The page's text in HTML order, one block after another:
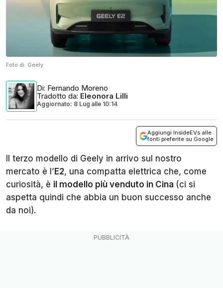
Foto di: Geely
Di: Fernando Moreno
Tradotto da: Eleonora Lilli
Aggiornato: 8 Lug alle 10:14
Aggiungi InsideEVs alle
fonti preferite su Google
Il terzo modello di Geely in arrivo sul nostro
mercato è l’ E2, una compatta elettrica che, come
curiosità, è il modello più venduto in Cina (ci si
aspetta quindi che abbia un buon successo anche
da noi).